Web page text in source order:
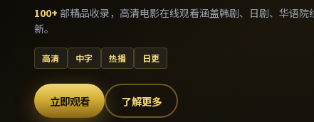
100+ 部精品收录， 高清电影在线观看涵盖韩剧、日剧、华语院
新。
高清 中字 热播 日更
立即观看 了解更多